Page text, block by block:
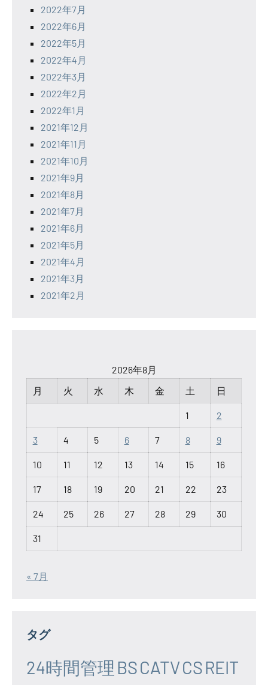
2022年7月
2022年6月
2022年5月
2022年4月
2022年3月
2022年2月
2022年1月
2021年12月
2021年11月
2021年10月
2021年9月
2021年8月
2021年7月
2021年6月
2021年5月
2021年4月
2021年3月
2021年2月
2026年8月
月
火 水 木 金 土 日
1 2
3 4 5 6 7 8 9
10 11 12 13 14 15 16
17 18 19 20 21 22 23
24 25 26 27 28 29 30
31
« 7月
タグ
24時間管理 BSCATVCSREIT